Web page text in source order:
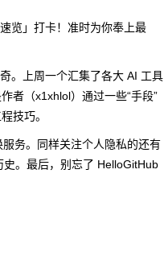
览」打卡！准时为你奉上最
。上周一个汇集了各大 AI 工具
者（x1xhlol）通过一些“手段”
技巧。
务。同样关注个人隐私的还有
。最后，别忘了 HelloGitHub